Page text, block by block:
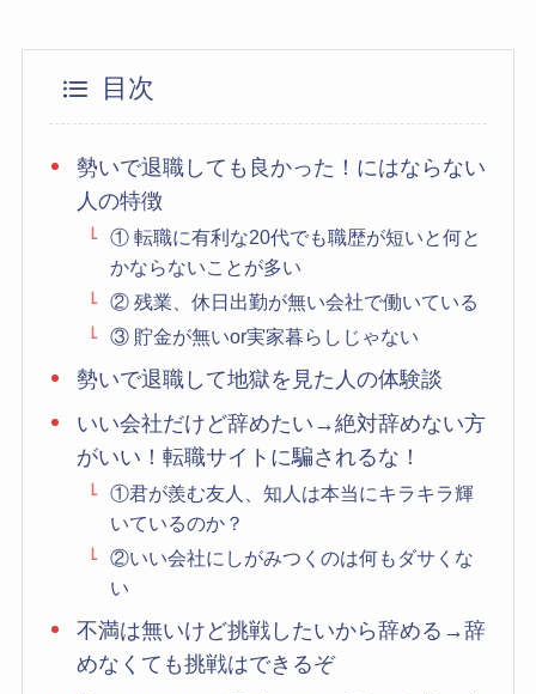
目次
勢いで退職しても良かった！にはならない
人の特徴
① 転職に有利な20代でも職歴が短いと何と
かならないことが多い
② 残業、休日出勤が無い会社で働いている
③ 貯金が無いor実家暮らしじゃない
勢いで退職して地獄を見た人の体験談
いい会社だけど辞めたい→絶対辞めない方
がいい！転職サイトに騙されるな！
①君が羨む友人、知人は本当にキラキラ輝
いているのか？
②いい会社にしがみつくのは何もダサくな
い
不満は無いけど挑戦したいから辞める→辞
めなくても挑戦はできるぞ